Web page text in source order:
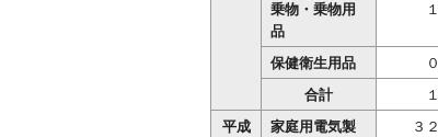
乗物・乗物用
品
１
保健衛生用品 ０
合計
１
平成
家庭用電気製
３２